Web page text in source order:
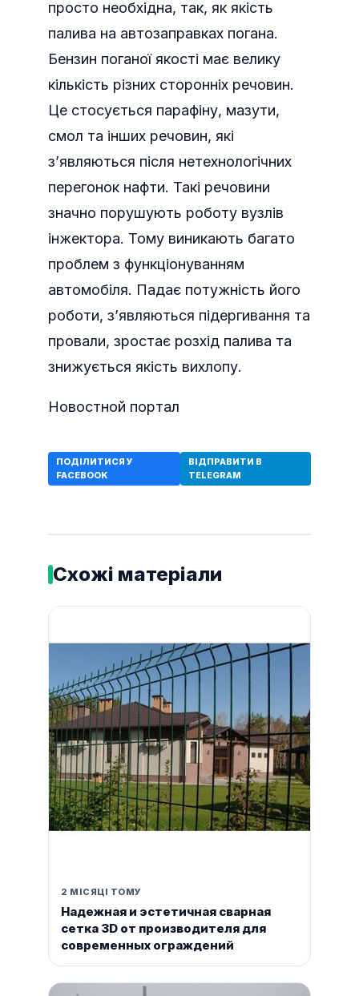
просто необхідна, так, як якість
палива на автозаправках погана.
Бензин поганої якості має велику
кількість різних сторонніх речовин.
Це стосується парафіну, мазути,
смол та інших речовин, які
з’являються після нетехнологічних
перегонок нафти. Такі речовини
значно порушують роботу вузлів
інжектора. Тому виникають багато
проблем з функціонуванням
автомобіля. Падає потужність його
роботи, з’являються підергивання та
провали, зростає розхід палива та
знижується якість вихлопу.
Новостной портал
ПОДІЛИТИСЯ У
FACEBOOK
ВІДПРАВИТИ В
TELEGRAM
Схожі матеріали
2 МІСЯЦІ ТОМУ
Надежная и эстетичная сварная
сетка 3D от производителя для
современных ограждений